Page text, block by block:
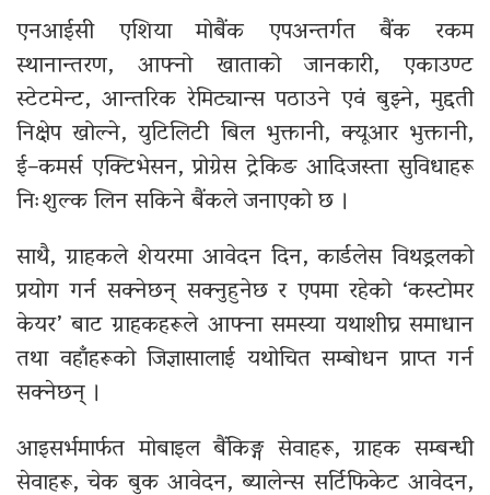
एनआईसी एशिया मोबैंक एपअन्तर्गत बैंक रकम
स्थानान्तरण, आफ्नो खाताको जानकारी, एकाउण्ट
स्टेटमेन्ट, आन्तरिक रेमिट्यान्स पठाउने एवं बुझ्ने, मुद्दती
निक्षेप खोल्ने, युटिलिटी बिल भुक्तानी, क्यूआर भुक्तानी,
ई–कमर्स एक्टिभेसन, प्रोग्रेस ट्रेकिङ आदिजस्ता सुविधाहरू
निःशुल्क लिन सकिने बैंकले जनाएको छ ।
साथै, ग्राहकले शेयरमा आवेदन दिन, कार्डलेस विथड्रलको
प्रयोग गर्न सक्नेछन् सक्नुहुनेछ र एपमा रहेको ‘कस्टोमर
केयर’ बाट ग्राहकहरूले आफ्ना समस्या यथाशीघ्र समाधान
तथा वहाँहरूको जिज्ञासालाई यथोचित सम्बोधन प्राप्त गर्न
सक्नेछन् ।
आइसर्भमार्फत मोबाइल बैंकिङ्ग सेवाहरू, ग्राहक सम्बन्धी
सेवाहरू, चेक बुक आवेदन, ब्यालेन्स सर्टिफिकेट आवेदन,